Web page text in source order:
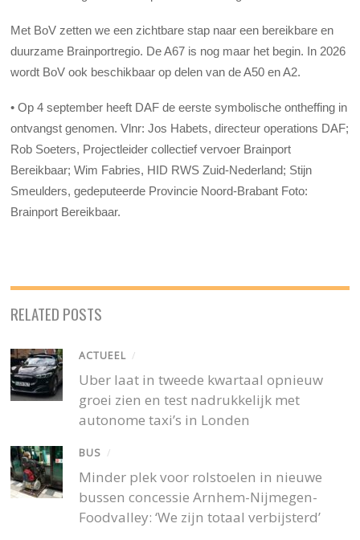
Met BoV zetten we een zichtbare stap naar een bereikbare en
duurzame Brainportregio. De A67 is nog maar het begin. In 2026
wordt BoV ook beschikbaar op delen van de A50 en A2.
• Op 4 september heeft DAF de eerste symbolische ontheffing in
ontvangst genomen. Vlnr: Jos Habets, directeur operations DAF;
Rob Soeters, Projectleider collectief vervoer Brainport
Bereikbaar; Wim Fabries, HID RWS Zuid-Nederland; Stijn
Smeulders, gedeputeerde Provincie Noord-Brabant Foto:
Brainport Bereikbaar.
RELATED POSTS
ACTUEEL /
Uber laat in tweede kwartaal opnieuw
groei zien en test nadrukkelijk met
autonome taxi’s in Londen
BUS /
Minder plek voor rolstoelen in nieuwe
bussen concessie Arnhem-Nijmegen-
Foodvalley: ‘We zijn totaal verbijsterd’